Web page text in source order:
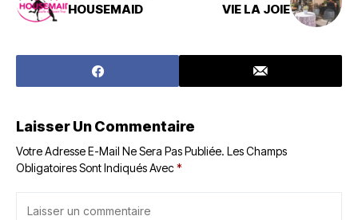
HOUSEMAID VIE LA JOIE
Laisser Un Commentaire
Votre Adresse E-Mail Ne Sera Pas Publiée. Les Champs
Obligatoires Sont Indiqués Avec*